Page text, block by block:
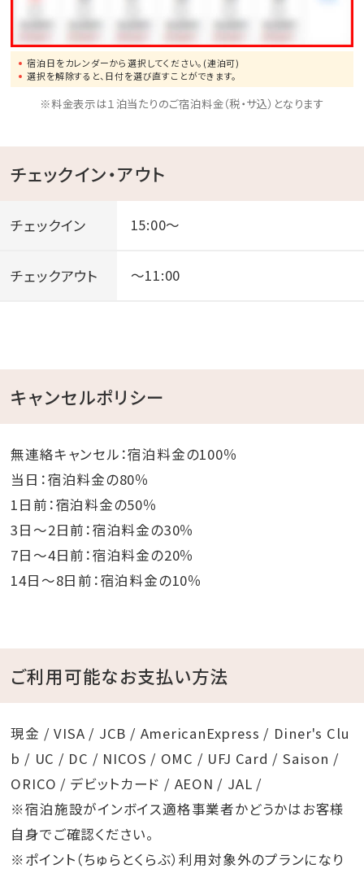
宿泊日をカレンダーから選択してください。(連泊可)
選択を解除すると、日付を選び直すことができます。
※料金表示は１泊当たりのご宿泊料金（税・サ込）となります
チェックイン・アウト
チェックイン 15:00～
チェックアウト ～11:00
キャンセルポリシー
無連絡キャンセル：宿泊料金の100％
当日：宿泊料金の80％
1日前：宿泊料金の50％
3日～2日前：宿泊料金の30％
7日～4日前：宿泊料金の20％
14日～8日前：宿泊料金の10％
ご利用可能なお支払い方法
現金 / VISA / JCB / AmericanExpress / Diner's Clu
b / UC / DC / NICOS / OMC / UFJ Card / Saison /
ORICO / デビットカード / AEON / JAL /
※宿泊施設がインボイス適格事業者かどうかはお客様
自身でご確認ください。
※ポイント（ちゅらとくらぶ）利用対象外のプランになり